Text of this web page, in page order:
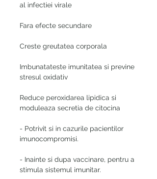
al infectiei virale
Fara efecte secundare
Creste greutatea corporala
Imbunatateste imunitatea si previne
stresul oxidativ
Reduce peroxidarea lipidica si
moduleaza secretia de citocina
- Potrivit si in cazurile pacientilor
imunocompromisi.
- Inainte si dupa vaccinare, pentru a
stimula sistemul imunitar.